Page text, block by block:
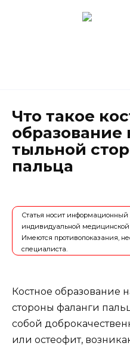
Что такое
образование
тыльной
пальца
Статья носит информационный
индивидуальной
Имеются противопоказания,
специалиста.
Костное образование
стороны фаланги
собой
или остеофит,